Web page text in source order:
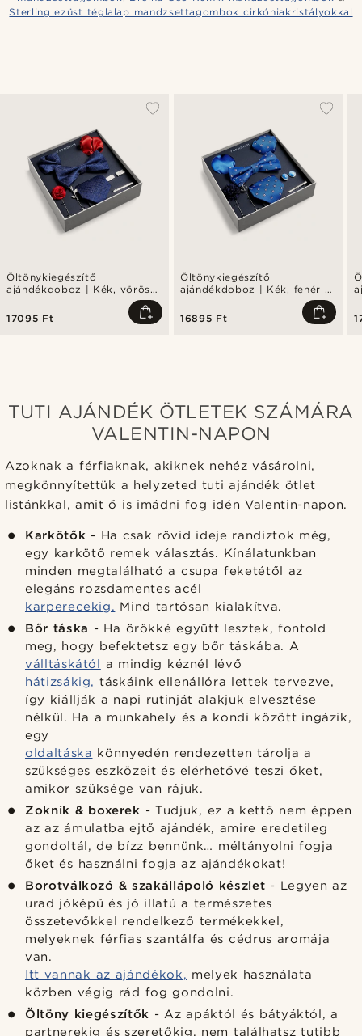
Sterling ezüst téglalap mandzsettagombok cirkóniakristályokkal
Öltönykiegészítő
ajándékdoboz | Kék, vörös
17095 Ft
Öltönykiegészítő
ajándékdoboz | Kék, fehér és
16895 Ft
TUTI AJÁNDÉK ÖTLETEK SZÁMÁRA
VALENTIN-NAPON
Azoknak a férfiaknak, akiknek nehéz vásárolni,
megkönnyítettük a helyzeted tuti ajándék ötlet
listánkkal, amit ő is imádni fog idén Valentin-napon.
Karkötők - Ha csak rövid ideje randiztok még,
egy karkötő remek választás. Kínálatunkban
minden megtalálható a csupa feketétől az
elegáns rozsdamentes acél
karperecekig. Mind tartósan kialakítva.
Bőr táska - Ha örökké együtt lesztek, fontold
meg, hogy befektetsz egy bőr táskába. A
válltáskától a mindig kéznél lévő
hátizsákig, táskáink ellenállóra lettek tervezve,
így kiállják a napi rutinját alakjuk elvesztése
nélkül. Ha a munkahely és a kondi között ingázik,
egy
oldaltáska könnyedén rendezetten tárolja a
szükséges eszközeit és elérhetővé teszi őket,
amikor szüksége van rájuk.
Zoknik & boxerek - Tudjuk, ez a kettő nem éppen
az az ámulatba ejtő ajándék, amire eredetileg
gondoltál, de bízz bennünk… méltányolni fogja
őket és használni fogja az ajándékokat!
Borotválkozó & szakállápoló készlet - Legyen az
urad jóképű és jó illatú a természetes
összetevőkkel rendelkező termékekkel,
melyeknek férfias szantálfa és cédrus aromája
van.
Itt vannak az ajándékok, melyek használata
közben végig rád fog gondolni.
Öltöny kiegészítők - Az apáktól és bátyáktól, a
partnerekig és szeretőkig, nem találhatsz tutibb